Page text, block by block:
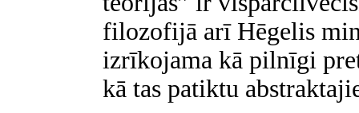
filozofijā arī Hēgelis
izrīkojama kā pilnīgi
kā tas patiktu